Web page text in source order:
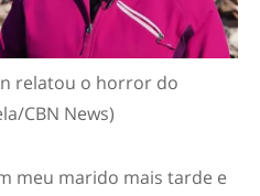
relatou o horror do
CBN News)
meu marido mais tarde e